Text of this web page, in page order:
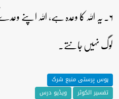
۶۔ یہ اللہ کا وعدہ ہے، اللہ اپنے
لوگ نہیں جانتے۔
ہوس پرستی منبع شرک
تفسیر الکوثر
ویڈیو درس